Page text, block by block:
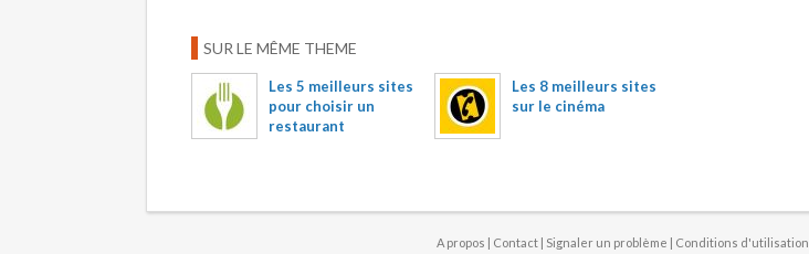
SUR LE MÊME THEME
Les 5 meilleurs sites
pour choisir un
restaurant
Les 8 meilleurs sites
sur le cinéma
A propos | Contact| Signaler un problème | Conditions d'utilisation